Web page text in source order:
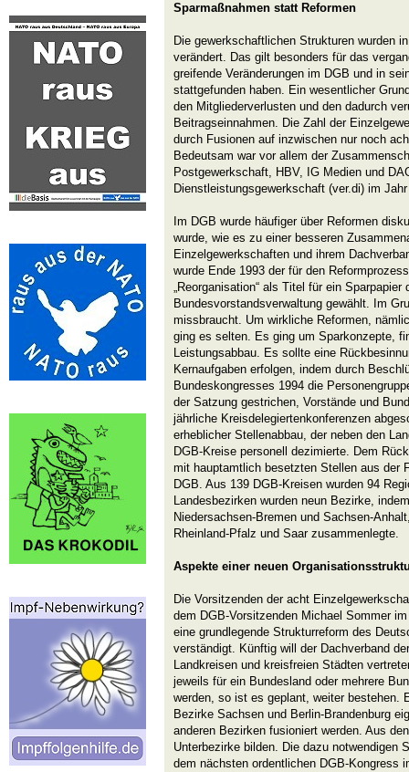
Sparmaßnahmen statt Reformen
Die gewerkschaftlichen Strukturen wurden
verändert. Das gilt besonders für das
greifende Veränderungen im DGB und in
stattgefunden haben. Ein wesentlicher
den Mitgliederverlusten und den dadurch
Beitragseinnahmen. Die Zahl der
durch Fusionen auf inzwischen nur noch
Bedeutsam war vor allem der
Postgewerkschaft, HBV, IG Medien und
Dienstleistungsgewerkschaft (ver.di) im
Im DGB wurde häufiger über Reformen
wurde, wie es zu einer besseren
Einzelgewerkschaften und ihrem
wurde Ende 1993 der für den
„Reorganisation“ als Titel für ein Sparpapier
Bundesvorstandsverwaltung gewählt. Im
missbraucht. Um wirkliche Reformen,
ging es selten. Es ging um Sparkonzepte,
Leistungsabbau. Es sollte eine
Kernaufgaben erfolgen, indem durch
Bundeskongresses 1994 die
der Satzung gestrichen, Vorstände und
jährliche Kreisdelegiertenkonferenzen
erheblicher Stellenabbau, der neben den
DGB-Kreise personell dezimierte. Dem
mit hauptamtlich besetzten Stellen aus der
DGB. Aus 139 DGB-Kreisen wurden 94
Landesbezirken wurden neun Bezirke,
Niedersachsen-Bremen und Sachsen-
Rheinland-Pfalz und Saar zusammenlegte.
Aspekte einer neuen
Die Vorsitzenden der acht
dem DGB-Vorsitzenden Michael Sommer
eine grundlegende Strukturreform des
verständigt. Künftig will der Dachverband
Landkreisen und kreisfreien Städten
jeweils für ein Bundesland oder mehrere
werden, so ist es geplant, weiter bestehen.
Bezirke Sachsen und Berlin-Brandenburg
anderen Bezirken fusioniert werden. Aus
Unterbezirke bilden. Die dazu notwendigen
dem nächsten ordentlichen DGB-Kongress